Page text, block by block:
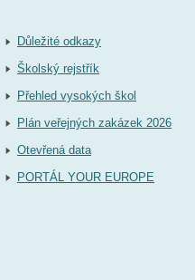
Důležité odkazy
Školský rejstřík
Přehled vysokých škol
Plán veřejných zakázek 2026
Otevřená data
PORTÁL YOUR EUROPE